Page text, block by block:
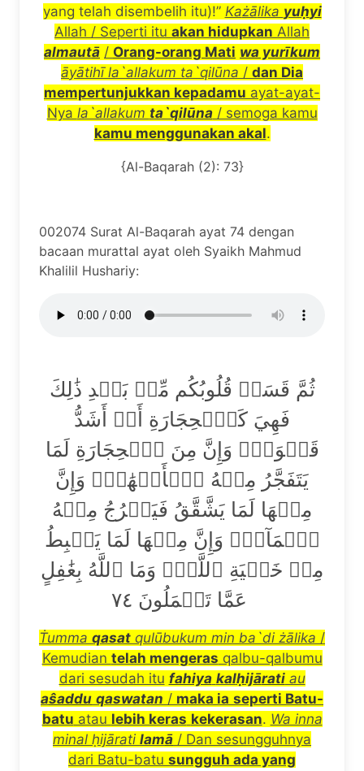
yang telah disembelih itu)!” Każālika yuḥyi
Allah / Seperti itu akan hidupkan Allah
almautā / Orang-orang Mati wa yurīkum
āyātihīla`allakum ta`qilūna / dan Dia
mempertunjukkan kepadamu ayat-ayat-
Nya la`allakum ta`qilūna/ semoga kamu
kamu menggunakan akal.
{Al-Baqarah (2): 73}
002074 Surat Al-Baqarah ayat 74 dengan
bacaan murattal ayat oleh Syaikh Mahmud
Khalilil Hushariy:
ثُمَّ قَسَتۡ قُلُوبُكُم مِّنۢ بَعۡدِ ذَٰلِكَ
فَهِيَ كَٱلۡحِجَارَةِ أَوۡ أَشَدُّ
قَسۡوَةٗۚ وَإِنَّ مِنَ ٱلۡحِجَارَةِ لَمَا
يَتَفَجَّرُ مِنۡهُ ٱلۡأَنۡهَٰرُۚ وَإِنَّ
مِنۡهَا لَمَا يَشَّقَّقُ فَيَخۡرُجُ مِنۡهُ
ٱلۡمَآءُۚ وَإِنَّ مِنۡهَا لَمَا يَهۡبِطُ
مِنۡ خَشۡيَةِ ٱللَّهِۗ وَمَا ٱللَّهُ بِغَٰفِلٍ
Ṫumma qasat qulūbukum min ba`di żālika /
Kemudian telah mengeras qalbu-qalbumu
dari sesudah itu fahiya kalḥijāratiau
aŝaddu qaswatan / maka ia seperti Batu-
batu atau lebih keras kekerasan. Wa inna
minal ḥijārati lamā / Dan sesungguhnya
dari Batu-batu sungguh ada yang